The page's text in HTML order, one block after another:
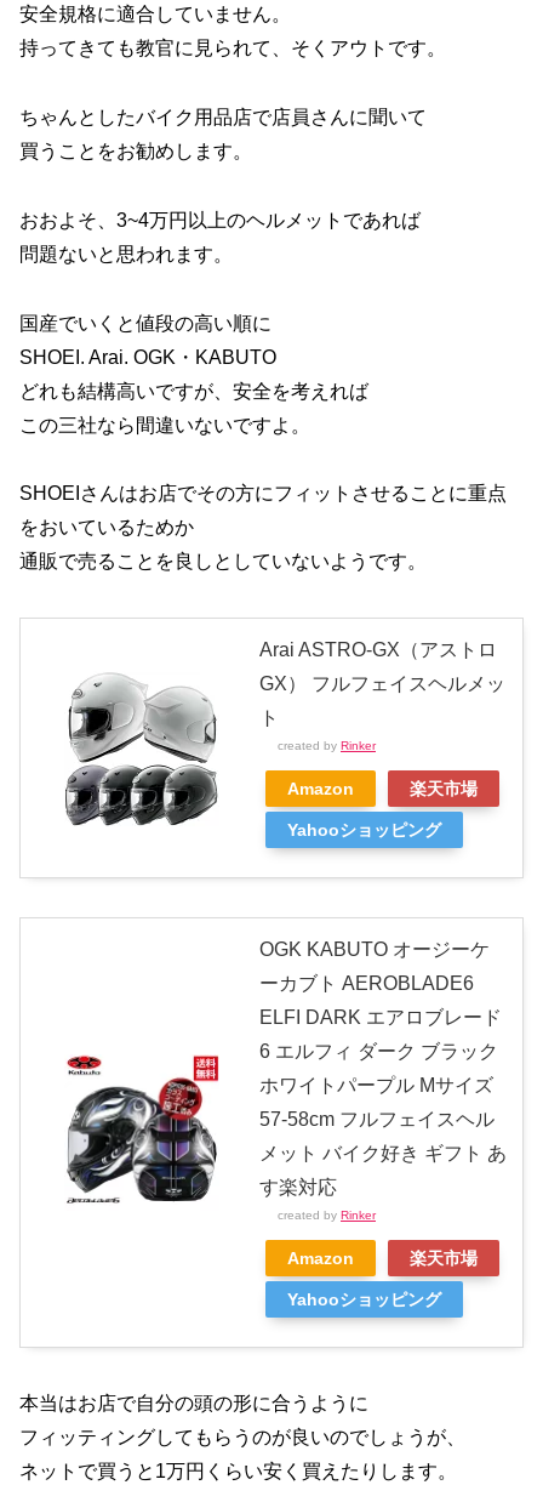
安全規格に適合していません。
持ってきても教官に見られて、そくアウトです。
ちゃんとしたバイク用品店で店員さんに聞いて
買うことをお勧めします。
おおよそ、3~4万円以上のヘルメットであれば
問題ないと思われます。
国産でいくと値段の高い順に
SHOEI. Arai. OGK・KABUTO
どれも結構高いですが、安全を考えれば
この三社なら間違いないですよ。
SHOEIさんはお店でその方にフィットさせることに重点
をおいているためか
通販で売ることを良しとしていないようです。
Arai ASTRO-GX（アストロ
GX） フルフェイスヘルメッ
ト
created by Rinker
Amazon 楽天市場
Yahooショッピング
OGK KABUTO オージーケ
ーカブト AEROBLADE6
ELFI DARK エアロブレード
6 エルフィ ダーク ブラック
ホワイトパープル Mサイズ
57-58cm フルフェイスヘル
メット バイク好き ギフト あ
す楽対応
created by Rinker
Amazon 楽天市場
Yahooショッピング
本当はお店で自分の頭の形に合うように
フィッティングしてもらうのが良いのでしょうが、
ネットで買うと1万円くらい安く買えたりします。